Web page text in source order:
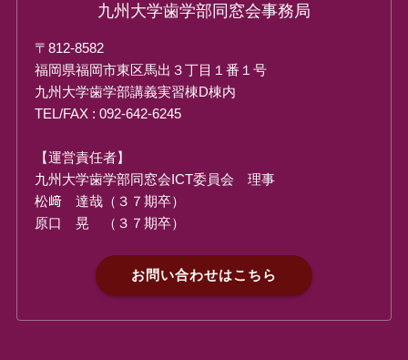
九州大学歯学部同窓会事務局
〒812-8582
福岡県福岡市東区馬出３丁目１番１号
九州大学歯学部講義実習棟D棟内
TEL/FAX : 092-642-6245
【運営責任者】
九州大学歯学部同窓会ICT委員会 理事
松﨑 達哉（３７期卒）
原口 晃 （３７期卒）
お問い合わせはこちら